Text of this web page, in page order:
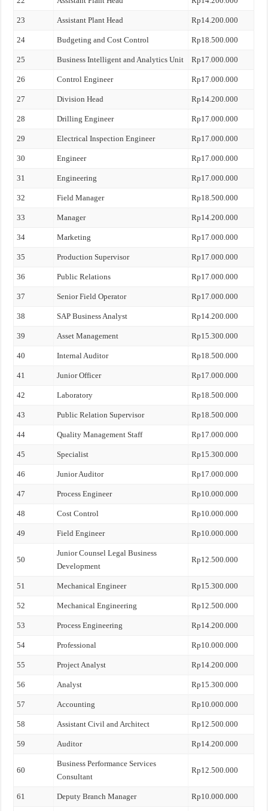
23 Assistant Plant Head Rp14.200.000
24 Budgeting and Cost Control Rp18.500.000
25 Business Intelligent and Analytics Unit Rp17.000.000
26 Control Engineer Rp17.000.000
27 Division Head Rp14.200.000
28 Drilling Engineer Rp17.000.000
29 Electrical Inspection Engineer Rp17.000.000
30 Engineer Rp17.000.000
31 Engineering Rp17.000.000
32 Field Manager Rp18.500.000
33 Manager Rp14.200.000
34 Marketing Rp17.000.000
35 Production Supervisor Rp17.000.000
36 Public Relations Rp17.000.000
37 Senior Field Operator Rp17.000.000
38 SAP Business Analyst Rp14.200.000
39 Asset Management Rp15.300.000
40 Internal Auditor Rp18.500.000
41 Junior Officer Rp17.000.000
42 Laboratory Rp18.500.000
43 Public Relation Supervisor Rp18.500.000
44 Quality Management Staff Rp17.000.000
45 Specialist Rp15.300.000
46 Junior Auditor Rp17.000.000
47 Process Engineer Rp10.000.000
48 Cost Control Rp10.000.000
49 Field Engineer Rp10.000.000
50
Junior Counsel Legal Business
Development
Rp12.500.000
51 Mechanical Engineer Rp15.300.000
52 Mechanical Engineering Rp12.500.000
53 Process Engineering Rp14.200.000
54 Professional Rp10.000.000
55 Project Analyst Rp14.200.000
56 Analyst Rp15.300.000
57 Accounting Rp10.000.000
58 Assistant Civil and Architect Rp12.500.000
59 Auditor Rp14.200.000
60
Business Performance Services
Consultant
Rp12.500.000
61 Deputy Branch Manager Rp10.000.000